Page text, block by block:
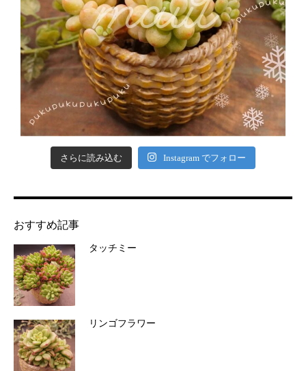
さらに読み込む Instagram でフォロー
おすすめ記事
タッチミー
リンゴフラワー